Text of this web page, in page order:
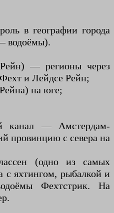
в географии города
водоёмы).
— регионы через
и Лейдсе Рейн;
на юге;
канал — Амстердам-
провинцию с севера на
(одно из самых
с яхтингом, рыбалкой и
Фехтстрик. На